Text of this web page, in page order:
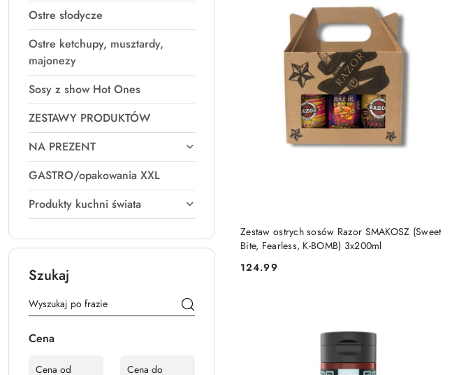
Ostre słodycze
Ostre ketchupy, musztardy,
majonezy
Sosy z show Hot Ones
ZESTAWY PRODUKTÓW
NA PREZENT
GASTRO/opakowania XXL
Produkty kuchni świata
Szukaj
Cena
Zestaw ostrych sosów Razor SMAKOSZ (Sweet
Bite, Fearless, K-BOMB) 3x200ml
Cena:
124.99
DO KOSZYKA